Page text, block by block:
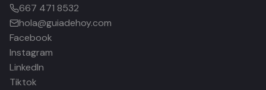
667 471 8532
hola@guiadehoy.com
Facebook
Instagram
LinkedIn
Tiktok